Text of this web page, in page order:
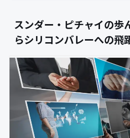
スンダー・ピチャイの歩
らシリコンバレーへの飛